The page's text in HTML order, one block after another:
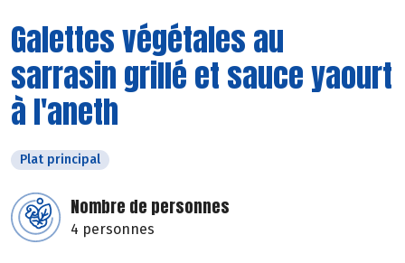
Galettes végétales au
sarrasin grillé et sauce yaourt
à l'aneth
Plat principal
Nombre de personnes
4 personnes